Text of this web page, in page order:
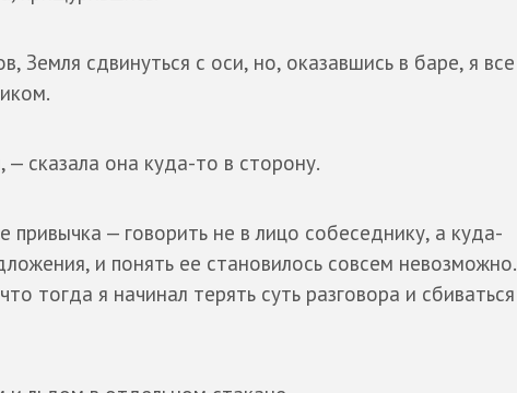
Земля сдвинуться с оси, но, оказавшись в баре, я все
сказала она куда-то в сторону.
— говорить не в лицо собеседнику, а куда-
и понять ее становилось совсем невозможно.
тогда я начинал терять суть разговора и сбиваться